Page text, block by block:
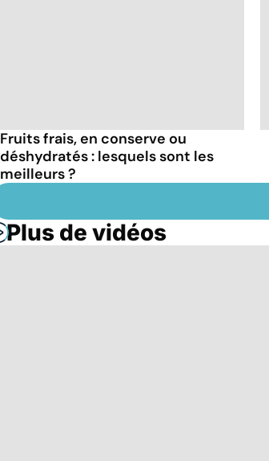
Fruits frais, en conserve ou
déshydratés : lesquels sont les
meilleurs ?
Plus de vidéos